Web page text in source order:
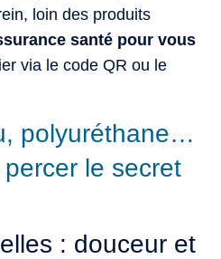
loin des produits
santé pour vous
via le code QR ou le
polyuréthane…
le secret
: douceur et